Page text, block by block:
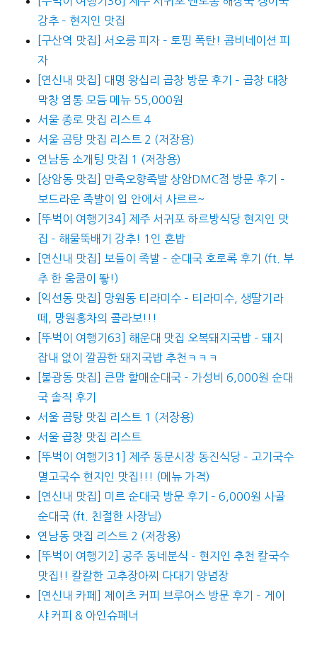
강추 – 현지인 맛집
[구산역 맛집] 서오릉 피자 – 토핑 폭탄! 콤비네이션 피
자
[연신내 맛집] 대명 왕십리 곱창 방문 후기 – 곱창 대창
막창 염통 모듬 메뉴 55,000원
서울 종로 맛집 리스트 4
서울 곰탕 맛집 리스트 2 (저장용)
연남동 소개팅 맛집 1 (저장용)
[상암동 맛집] 만족오향족발 상암DMC점 방문 후기 –
보드라운 족발이 입 안에서 사르르~
[뚜벅이 여행기34] 제주 서귀포 하르방식당 현지인 맛
집 – 해물뚝배기 강추! 1인 혼밥
[연신내 맛집] 보들이 족발 – 순대국 호로록 후기 (ft. 부
추 한 움쿰이 뙇!)
[익선동 맛집] 망원동 티라미수 – 티라미수, 생딸기라
떼, 망원홍차의 콜라보!!!
[뚜벅이 여행기63] 해운대 맛집 오복돼지국밥 – 돼지
잡내 없이 깔끔한 돼지국밥 추천ㅋㅋㅋ
[불광동 맛집] 큰맘 할매순대국 – 가성비 6,000원 순대
국 솔직 후기
서울 곰탕 맛집 리스트 1 (저장용)
서울 곱창 맛집 리스트
[뚜벅이 여행기31] 제주 동문시장 동진식당 – 고기국수
멸고국수 현지인 맛집!!! (메뉴 가격)
[연신내 맛집] 미르 순대국 방문 후기 – 6,000원 사골
순대국 (ft. 친절한 사장님)
연남동 맛집 리스트 2 (저장용)
[뚜벅이 여행기2] 공주 동네분식 – 현지인 추천 칼국수
맛집!! 칼칼한 고추장아찌 다대기 양념장
[연신내 카페] 제이츠 커피 브루어스 방문 후기 – 게이
샤 커피 & 아인슈페너